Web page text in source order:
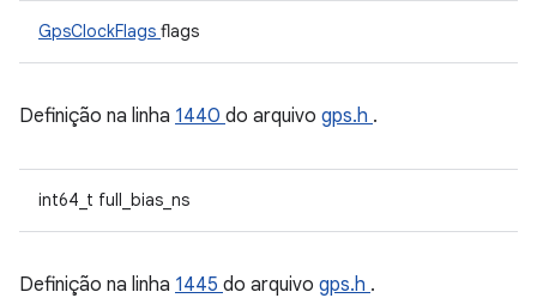
GpsClockFlags flags
Definição na linha 1440 do arquivo gps.h .
int64_t full_bias_ns
Definição na linha 1445 do arquivo gps.h .